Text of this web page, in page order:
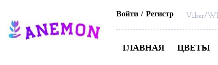
Войти Регистр Viber/
ГЛАВНАЯ ЦВЕТЫ